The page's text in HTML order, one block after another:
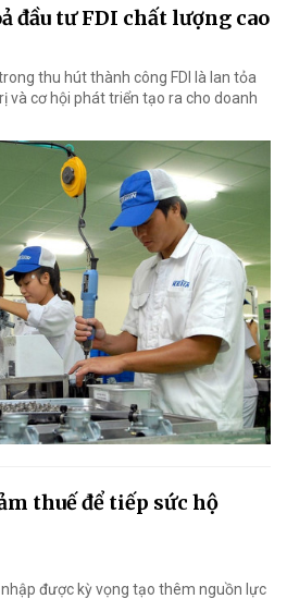
đầu tư FDI chất lượng cao
thu hút thành công FDI là lan tỏa
và cơ hội phát triển tạo ra cho doanh
thuế để tiếp sức hộ
được kỳ vọng tạo thêm nguồn lực